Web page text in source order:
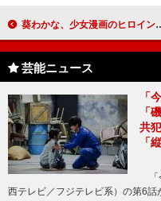
葵わかな、少女漫画のヒロイン役「憧れだった」 三重のロケでは“ウグイスの鳴き声”に感動
芸能ニュース
「
「
共
「
「
西テレビ／フジテレビ系）の第6